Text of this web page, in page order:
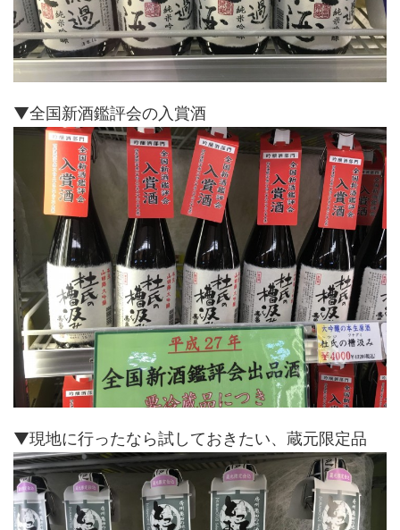
▼全国新酒鑑評会の入賞酒
▼現地に行ったなら試しておきたい、蔵元限定品